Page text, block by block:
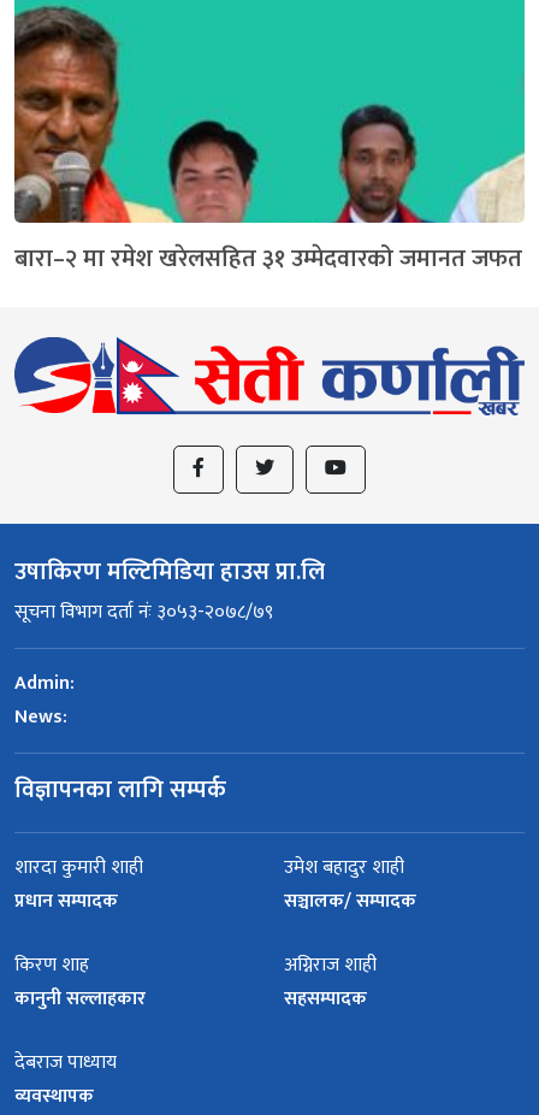
बारा–२ मा रमेश खरेलसहित ३१ उम्मेदवारको जमानत जफत
उषाकिरण मल्टिमिडिया हाउस प्रा.लि
सूचना विभाग दर्ता नंः ३०५३-२०७८/७९
Admin:
News:
विज्ञापनका लागि सम्पर्क
शारदा कुमारी शाही
प्रधान सम्पादक
उमेश बहादुर शाही
सञ्चालक/ सम्पादक
किरण शाह
कानुनी सल्लाहकार
अग्निराज शाही
सहसम्पादक
देबराज पाध्याय
व्यवस्थापक